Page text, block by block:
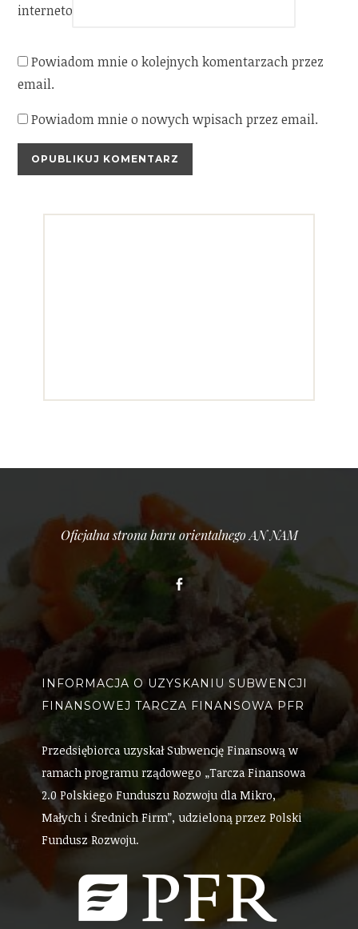
internetowa
Powiadom mnie o kolejnych komentarzach przez
email.
Powiadom mnie o nowych wpisach przez email.
Oficjalna strona baru orientalnego AN NAM
Facebook
INFORMACJA O UZYSKANIU SUBWENCJI
FINANSOWEJ TARCZA FINANSOWA PFR
Przedsiębiorca uzyskał Subwencję Finansową w
ramach programu rządowego „Tarcza Finansowa
2.0 Polskiego Funduszu Rozwoju dla Mikro,
Małych i Średnich Firm”, udzieloną przez Polski
Fundusz Rozwoju.